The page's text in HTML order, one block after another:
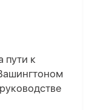
пути к